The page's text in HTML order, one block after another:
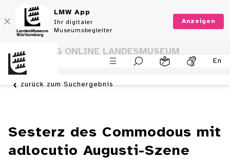
LMW App
Ihr digitaler
Museumsbegleiter
Anzeigen
En
SAMMLUNG ONLINE LANDESMUSEUM
WÜRTTEMBERG
zurück zum Suchergebnis
Sesterz des Commodous mit
adlocutio Augusti-Szene